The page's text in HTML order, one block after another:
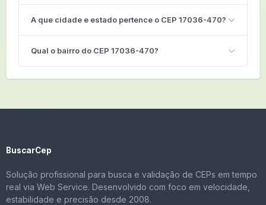
A que cidade e estado pertence o CEP 17036-470?
Qual o bairro do CEP 17036-470?
BuscarCep
Solução profissional para busca e validação de CEPs em tempo
real via Web Service. Desenvolvido com foco em velocidade,
estabilidade e precisão desde 2008.